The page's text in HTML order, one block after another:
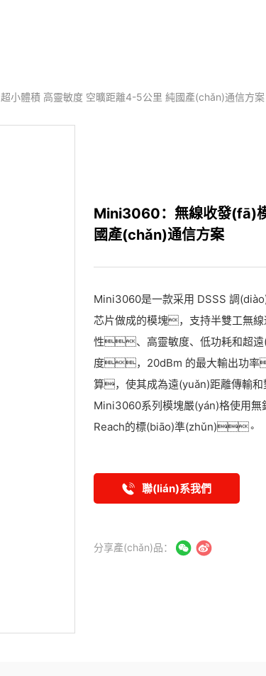
小體積 高靈敏度 空曠距離4-5公里 純國產(chǎn)通信方案
Mini3060：無線收發(fā)
國產(chǎn)通信方案
Mini3060是一款采用 DSSS 調
芯片做成的模塊，支持半雙工
性、高靈敏度、低功耗和超
度，20dBm 的最大輸出功
算，使其成為遠(yuǎn)距離傳輸
Mini3060系列模塊嚴(yán)格使用
Reach的標(biāo)準(zhǔn)。
聯(lián)系我們
分享產(chǎn)品：